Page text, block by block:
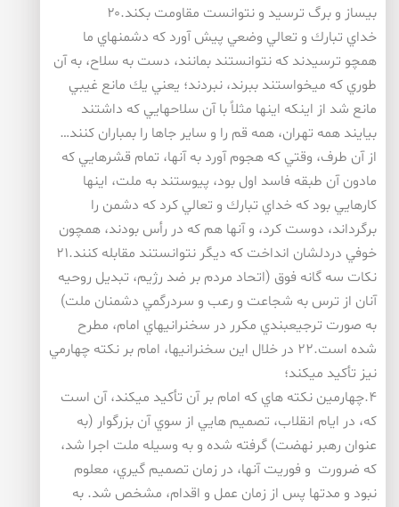
بيساز و برگ ترسيد و نتوانست مقاومت بكند.۲۰
خداي تبارك و تعالي وضعي پيش آورد كه دشمنهاي ما
همچو ترسيدند كه نتوانستند بمانند، دست به سلاح، به آن
طوري كه ميخواستند ببرند، نبردند؛ يعني يك مانع غيبي
مانع شد از اينكه اينها مثلاً با آن سلاحهايي كه داشتند
بيايند همه تهران، همه قم را و ساير جاها را بمباران كنند…
از آن طرف، وقتي كه هجوم آورد به آنها، تمام قشرهايي كه
مادون آن طبقه فاسد اول بود، پيوستند به ملت، اينها
كارهايي بود كه خداي تبارك و تعالي كرد كه دشمن را
برگرداند، دوست كرد، و آنها هم كه در رأس بودند، همچون
خوفي دردلشان انداخت كه ديگر نتوانستند مقابله كنند.۲۱
نكات سه گانه فوق (اتحاد مردم بر ضد رژيم، تبديل روحيه
آنان از ترس به شجاعت و رعب و سردرگمي دشمنان ملت)
به صورت ترجيعبندي مكرر در سخنرانيهاي امام، مطرح
شده است.۲۲ در خلال اين سخنرانيها، امام بر نكته چهارمي
نيز تأكيد ميكند؛
۴.چهارمين نكته هاي كه امام بر آن تأكيد ميكند، آن است
كه، در ايام انقلاب، تصميم هايي از سوي آن بزرگوار (به
عنوان رهبر نهضت) گرفته شده و به وسيله ملت اجرا شد،
كه ضرورت و فوريت آنها، در زمان تصميم گيري، معلوم
نبود و مدتها پس از زمان عمل و اقدام، مشخص شد. به